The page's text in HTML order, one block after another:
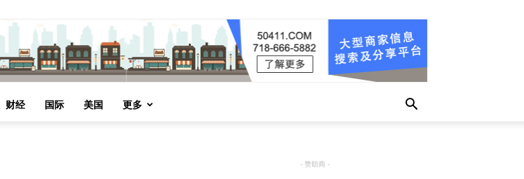
财经 国际 美国 更多
- 赞助商 -